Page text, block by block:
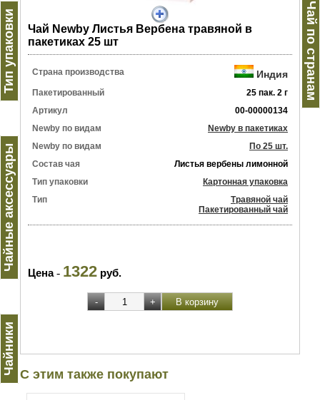
Тип упаковки
Чайные аксессуары
Чайники
Чай Newby Листья Вербена травяной в
пакетиках 25 шт
Страна производства Индия
Пакетированный
25 пак. 2 г
Артикул
00-00000134
Newby по видам
Newby в пакетиках
Newby по видам
По 25 шт.
Состав чая
Листья вербены лимонной
Тип упаковки
Картонная упаковка
Тип
Травяной чай
Пакетированный чай
Цена- 1322 руб.
С этим также покупают
Чай по странам